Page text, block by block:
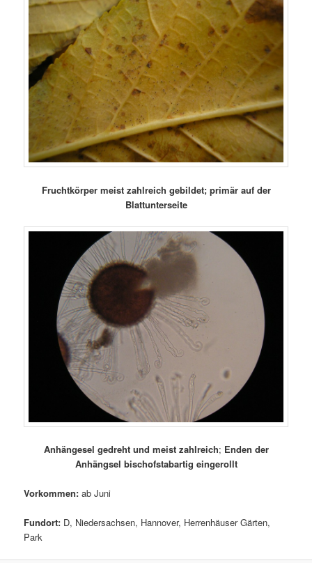
Fruchtkörper meist zahlreich gebildet; primär auf der
Blattunterseite
Anhängesel gedreht und meist zahlreich; Enden der
Anhängsel bischofstabartig eingerollt
Vorkommen: ab Juni
Fundort: D, Niedersachsen, Hannover, Herrenhäuser Gärten,
Park